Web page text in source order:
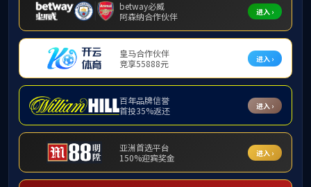
学院概况
院长致辞
教学管理机构